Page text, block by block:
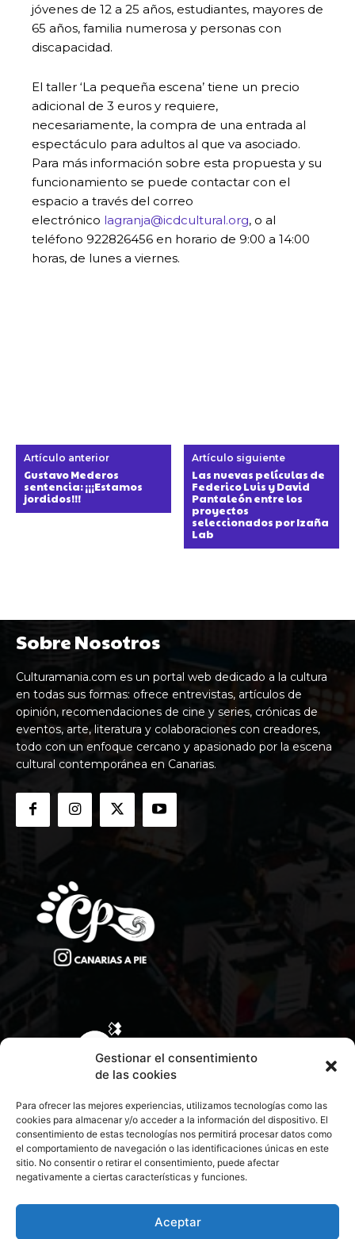
Gestionar el consentimiento
de las cookies
Para ofrecer las mejores experiencias, utilizamos tecnologías como las
cookies para almacenar y/o acceder a la información del dispositivo. El
consentimiento de estas tecnologías nos permitirá procesar datos como
el comportamiento de navegación o las identificaciones únicas en este
sitio. No consentir o retirar el consentimiento, puede afectar
negativamente a ciertas características y funciones.
Aceptar
jóvenes de 12 a 25 años, estudiantes, mayores de
65 años, familia numerosa y personas con
discapacidad.
El taller ‘La pequeña escena’ tiene un precio
adicional de 3 euros y requiere,
necesariamente, la compra de una entrada al
espectáculo para adultos al que va asociado.
Para más información sobre esta propuesta y su
funcionamiento se puede contactar con el
espacio a través del correo
electrónico lagranja@icdcultural.org, o al
teléfono 922826456 en horario de 9:00 a 14:00
horas, de lunes a viernes.
Artículo anterior
Gustavo Mederos
sentencia: ¡¡¡Estamos
jordidos!!!
Artículo siguiente
Las nuevas películas de
Federico Luis y David
Pantaleón entre los
proyectos
seleccionados por Izaña
Lab
Sobre Nosotros
Culturamania.com es un portal web dedicado a la cultura
en todas sus formas: ofrece entrevistas, artículos de
opinión, recomendaciones de cine y series, crónicas de
eventos, arte, literatura y colaboraciones con creadores,
todo con un enfoque cercano y apasionado por la escena
cultural contemporánea en Canarias.
CONTACTA CON NOSOTROS